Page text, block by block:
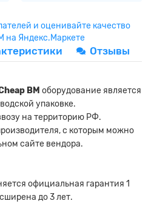
Отзывы
BM оборудование является
упаковке.
на территорию РФ.
с которым можно
сайте вендора.
официальная гарантия 1
до 3 лет.